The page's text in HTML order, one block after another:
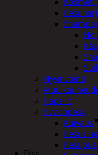
Hyvinvointi
Muu
Paperit
Pyykinpesu
Kuivaus